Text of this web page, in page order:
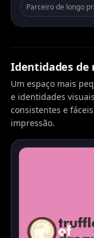
Parceiro de longo
Identidades de
Um espaço mais
e identidades
consistentes e
impressão.